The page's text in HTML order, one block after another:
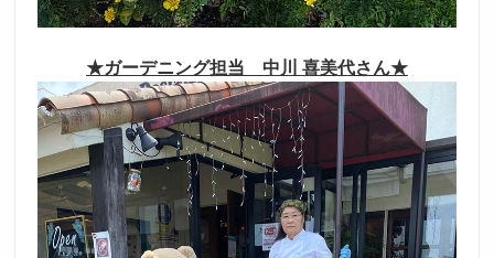
★ガーデニング担当 中川 喜美代さん★